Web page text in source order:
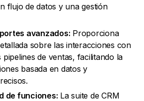
flujo de datos y una gestión
avanzados: Proporciona
sobre las interacciones con
pipelines de ventas, facilitando la
basada en datos y
de funciones: La suite de CRM